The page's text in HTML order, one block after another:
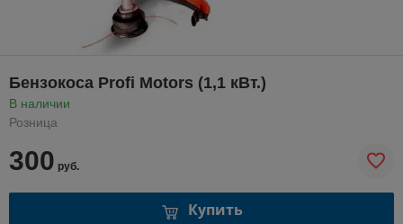
Бензокоса Profi Motors (1,1 кВт.)
В наличии
Розница
300 руб.
Купить